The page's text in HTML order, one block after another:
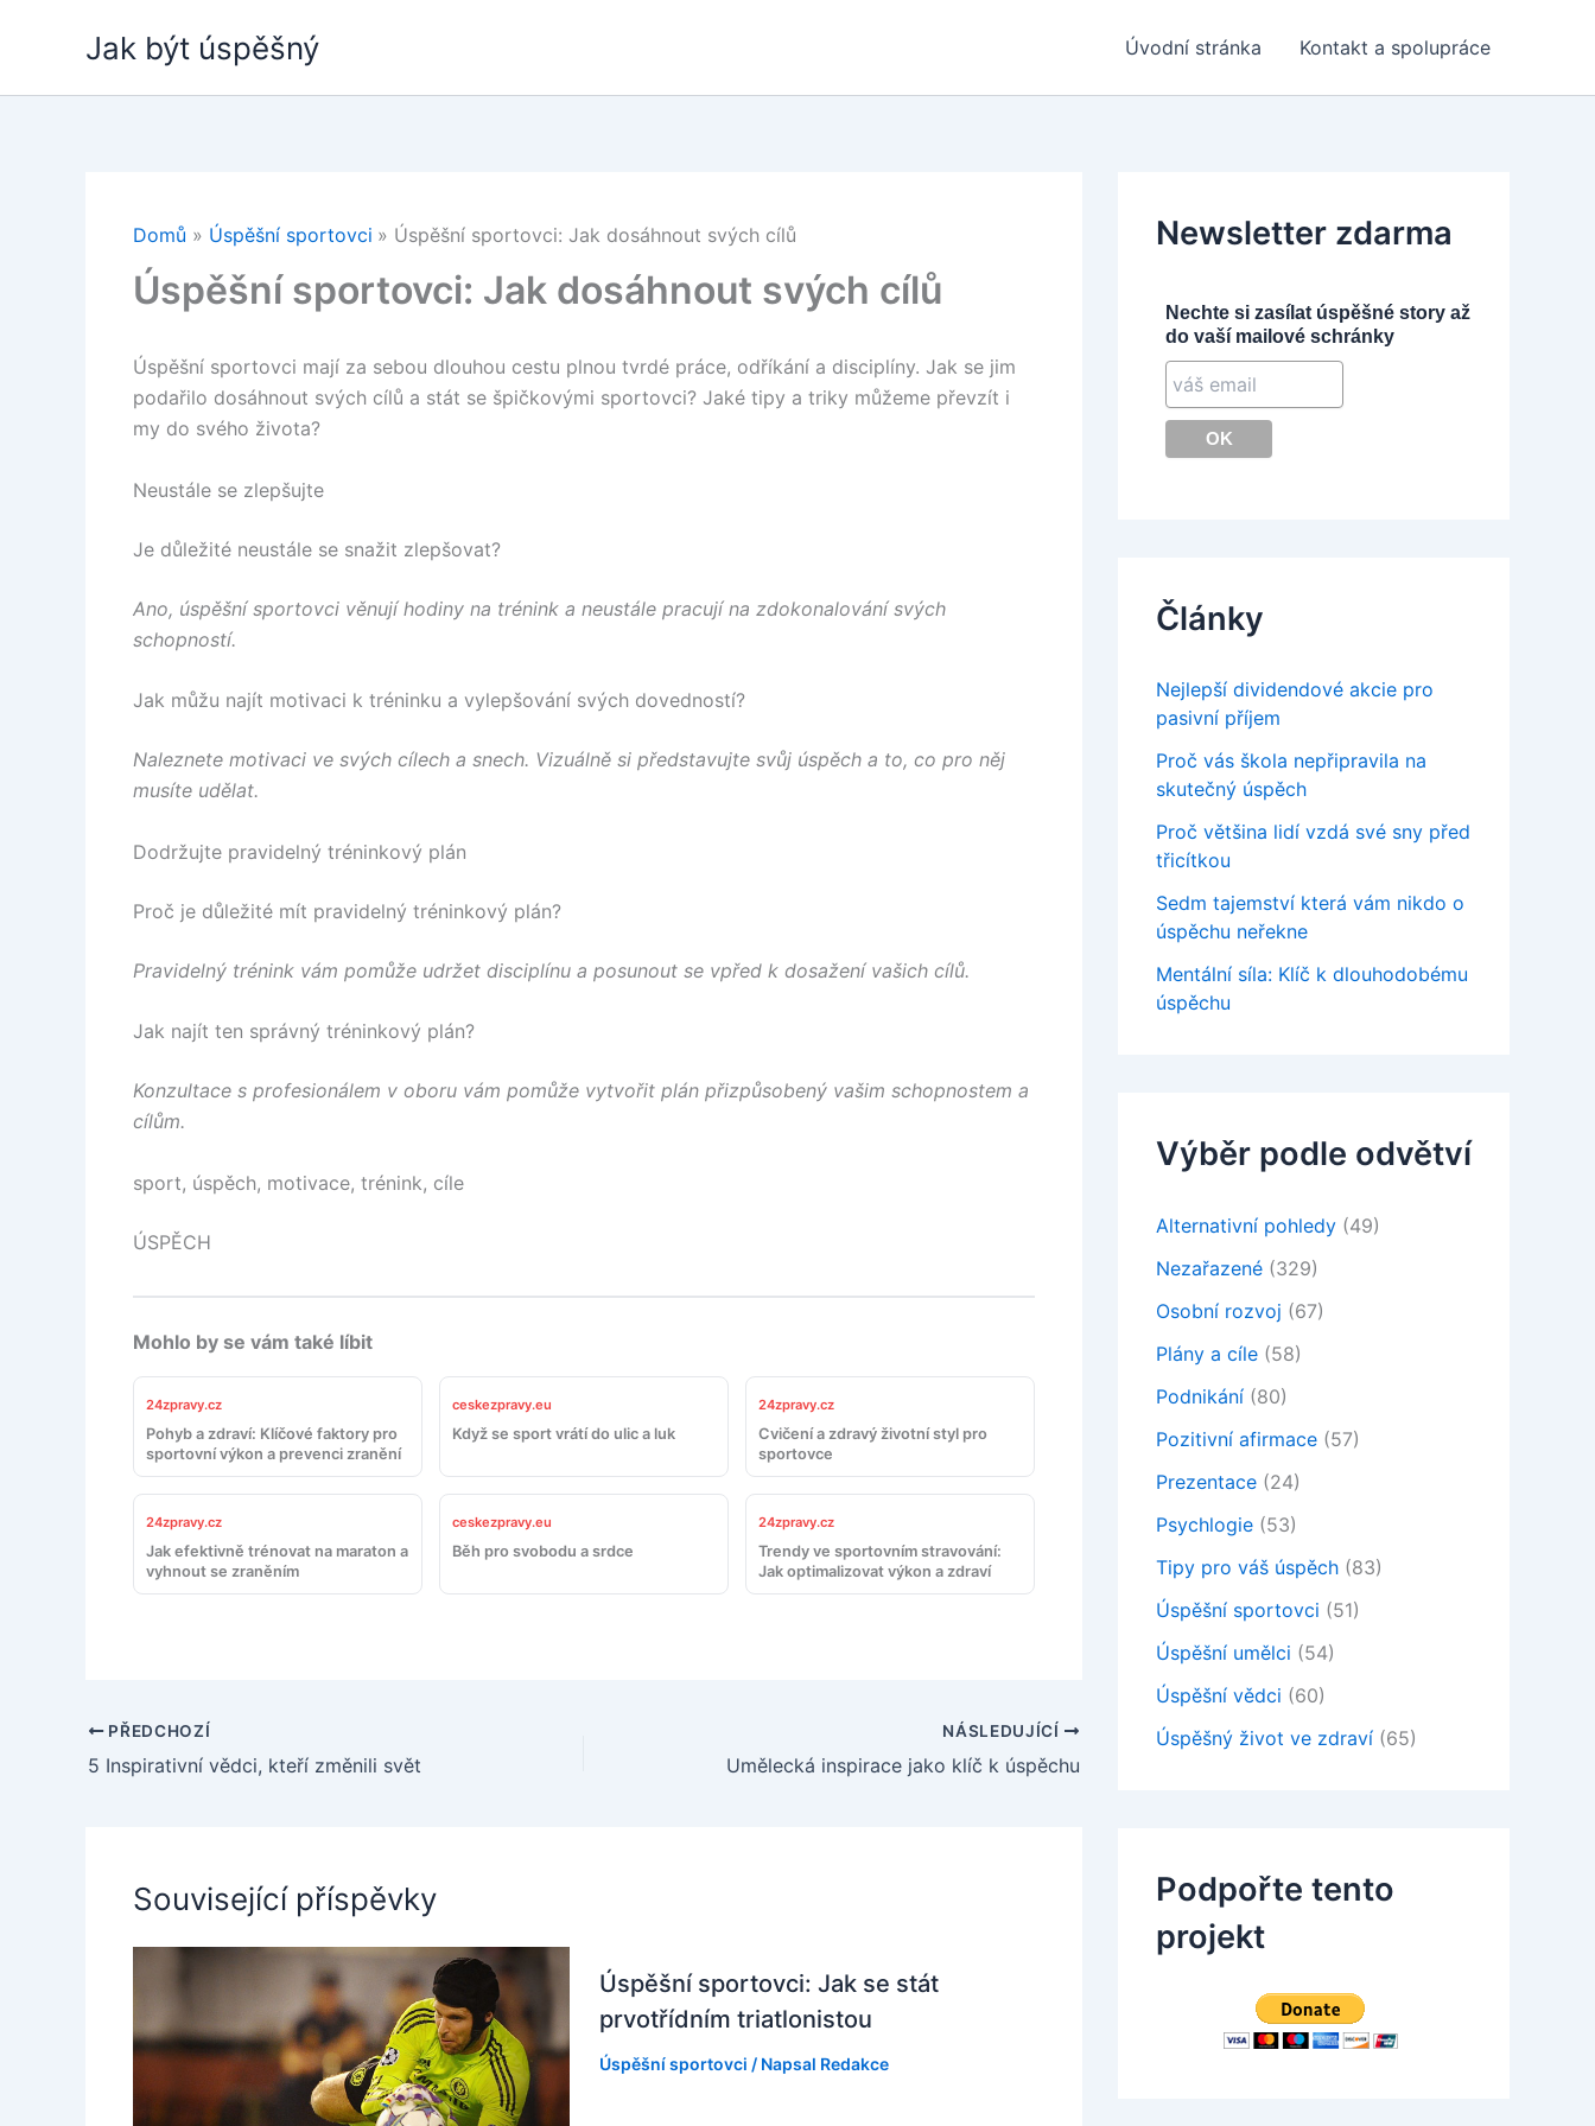
Jak být úspěšný Úvodní stránka Kontakt a spolupráce
Domů Úspěšní sportovci Úspěšní sportovci: Jak dosáhnout svých cílů
Úspěšní sportovci: Jak dosáhnout svých cílů
Úspěšní sportovci mají za sebou dlouhou cestu plnou tvrdé práce, odříkání a disciplíny. Jak se jim
podařilo dosáhnout svých cílů a stát se špičkovými sportovci? Jaké tipy a triky můžeme převzít i
my do svého života?
Neustále se zlepšujte
Je důležité neustále se snažit zlepšovat?
Ano, úspěšní sportovci věnují hodiny na trénink a neustále pracují na zdokonalování svých
schopností.
Jak můžu najít motivaci k tréninku a vylepšování svých dovedností?
Naleznete motivaci ve svých cílech a snech. Vizuálně si představujte svůj úspěch a to, co pro něj
musíte udělat.
Dodržujte pravidelný tréninkový plán
Proč je důležité mít pravidelný tréninkový plán?
Pravidelný trénink vám pomůže udržet disciplínu a posunout se vpřed k dosažení vašich cílů.
Jak najít ten správný tréninkový plán?
Konzultace s profesionálem v oboru vám pomůže vytvořit plán přizpůsobený vašim schopnostem a
cílům.
sport, úspěch, motivace, trénink, cíle
ÚSPĚCH
Mohlo by se vám také líbit
24zpravy.cz
Pohyb a zdraví: Klíčové faktory pro
sportovní výkon a prevenci zranění
ceskezpravy.eu
Když se sport vrátí do ulic a luk
24zpravy.cz
Cvičení a zdravý životní styl pro
sportovce
24zpravy.cz
Jak efektivně trénovat na maraton a
vyhnout se zraněním
ceskezpravy.eu
Běh pro svobodu a srdce
24zpravy.cz
Trendy ve sportovním stravování:
Jak optimalizovat výkon a zdraví
PŘEDCHOZÍ
5 Inspirativní vědci, kteří změnili svět
NÁSLEDUJÍCÍ
Umělecká inspirace jako klíč k úspěchu
Související příspěvky
Úspěšní sportovci: Jak se stát
prvotřídním triatlonistou
Úspěšní sportovci / Napsal Redakce
Newsletter zdarma
Nechte si zasílat úspěšné story až
do vaší mailové schránky
Články
Nejlepší dividendové akcie pro
pasivní příjem
Proč vás škola nepřipravila na
skutečný úspěch
Proč většina lidí vzdá své sny před
třicítkou
Sedm tajemství která vám nikdo o
úspěchu neřekne
Mentální síla: Klíč k dlouhodobému
úspěchu
Výběr podle odvětví
Alternativní pohledy (49)
Nezařazené (329)
Osobní rozvoj (67)
Plány a cíle (58)
Podnikání (80)
Pozitivní afirmace (57)
Prezentace (24)
Psychlogie (53)
Tipy pro váš úspěch (83)
Úspěšní sportovci (51)
Úspěšní umělci (54)
Úspěšní vědci (60)
Úspěšný život ve zdraví (65)
Podpořte tento
projekt